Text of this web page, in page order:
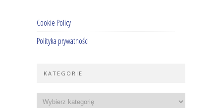
Cookie Policy
Polityka prywatności
KATEGORIE